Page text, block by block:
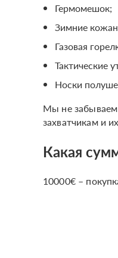
Гермомешок;
Зимние
Газовая
Тактические
Носки
Мы не забываем
захватчикам и
Какая
10000€ –